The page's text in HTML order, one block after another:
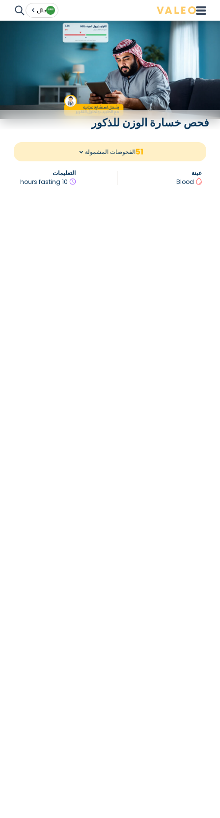
حائل
فحص خسارة الوزن للذكور
51الفحوصات المشمولة
عينة
Blood
التعليمات
10 hours fasting